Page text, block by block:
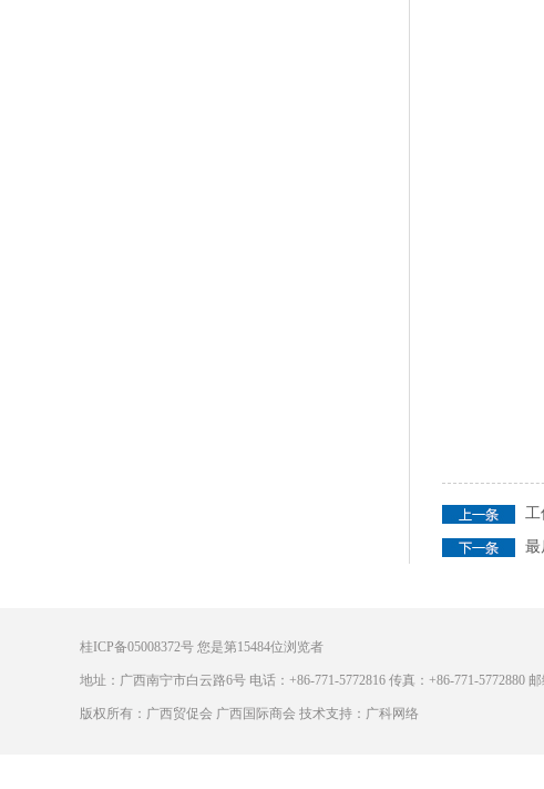
工
最
桂ICP备05008372号 您是第15484位浏览者
地址：广西南宁市白云路6号 电话：+86-771-5772816 传真：+86-771-5772880
版权所有：广西贸促会 广西国际商会 技术支持：广科网络